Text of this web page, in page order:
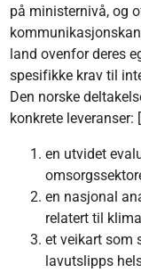
på ministernivå, og
land ovenfor deres
spesifikke krav til
Den norske
konkrete leveranser:
en utvidet
en nasjonal
relatert til
et veikart som
lavutslipps